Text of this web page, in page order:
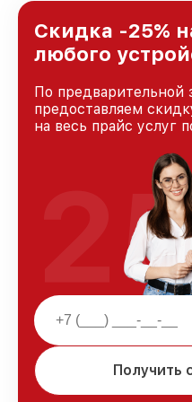
и лояльности наших
Скидка -25%
любого
По предварительной
предоставляем
на весь прайс услуг
Получить